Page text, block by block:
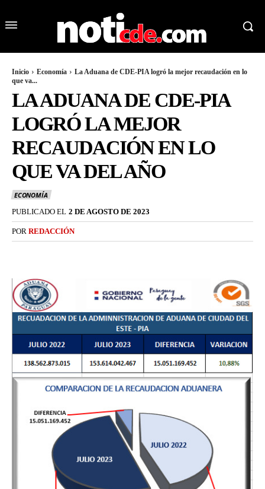
Inicio Economía
La Aduana de CDE-PIA logró la mejor recaudación en lo
que va...
LA ADUANA DE CDE-PIA
LOGRÓ LA MEJOR
RECAUDACIÓN EN LO
QUE VA DEL AÑO
ECONOMÍA
PUBLICADO EL 2 DE AGOSTO DE 2023
POR REDACCIÓN